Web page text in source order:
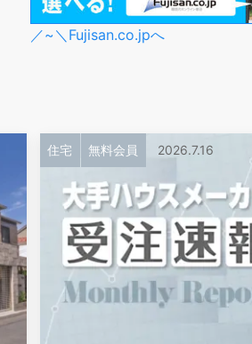
／~＼Fujisan.co.jpへ
住宅 無料会員 2026.7.16